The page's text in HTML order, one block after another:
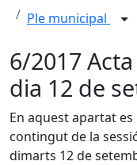
Ple municipal
6/2017
dia 12 de
En aquest apartat
contingut de la
dimarts 12 de